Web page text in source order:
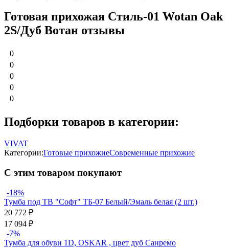
Готовая прихожая Стиль-01 Wotan Oak
2S/Дуб Вотан отзывы
0
0
0
0
0
Подборки товаров в категории:
VIVAT
Категории:Готовые прихожиеСовременные прихожие
С этим товаром покупают
-18%
Тумба под ТВ "Софт" ТБ-07 Белый/Эмаль белая (2 шт.)
20 772 ₽
17 094 ₽
-7%
Тумба для обуви 1D, OSKAR , цвет дуб Санремо